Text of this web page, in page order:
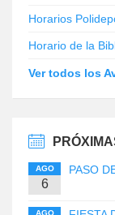
Horarios
Horario de la
Ver todos los
AGO
6
PASO
AGO